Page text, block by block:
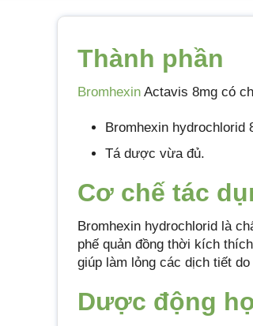
Thành phần
Bromhexin Actavis 8mg có
Bromhexin hydrochlorid
Tá dược vừa đủ.
Cơ chế tác
Bromhexin hydrochlorid là
phế quản đồng thời kích
giúp làm lỏng các dịch tiết
Dược động